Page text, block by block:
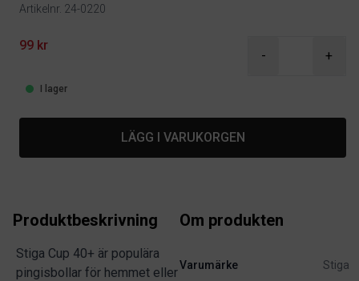
Artikelnr. 24-0220
Product information
99 kr
- +
I lager
LÄGG I VARUKORGEN
Produktbeskrivning
Stiga Cup 40+ är populära
pingisbollar för hemmet eller
Om produkten
Varumärke Stiga